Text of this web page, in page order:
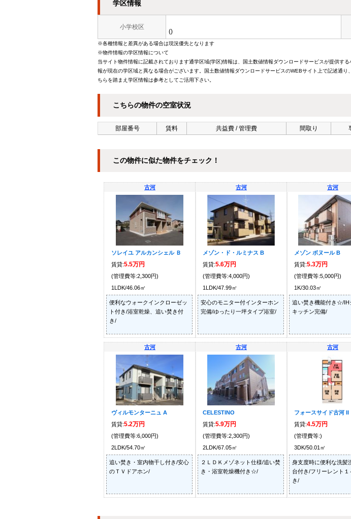
学区情報
小学校区
()
※各種情報と差異がある場合は現況優先となります
※物件情報の学区情報について
当サイト物件情報に記載されております通学区域(学区)情報は、国土数値情報ダウンロードサービスが提供
報が現在の学区域と異なる場合がございます。国土数値情報ダウンロードサービスのWEBサイト上で記述通
ちらを踏まえ学区情報は参考としてご活用下さい。
こちらの物件の空室状況
部屋番号 賃料 共益費 / 管理費 間取り
この物件に似た物件をチェック！
古河
ソレイユ アルカンシェル Ｂ
賃貸:5.5万円
(管理費等:2,300円)
1LDK/46.06㎡
便利なウォークインクローゼッ
ト付き/浴室乾燥、追い焚き付
き/
古河
メゾン・ド・ルミナス B
賃貸:5.6万円
(管理費等:4,000円)
1LDK/47.99㎡
安心のモニター付インターホン
完備/ゆったり一坪タイプ浴室/
古河
メゾン ボヌール B
賃貸:5.3万円
(管理費等:5,000円)
1K/30.03㎡
追い焚き機能付き☆/IH
キッチン完備/
古河
ヴィルモンターニュ A
賃貸:5.2万円
(管理費等:6,000円)
2LDK/54.70㎡
追い焚き・室内物干し付き/安心
のＴＶドアホン/
古河
CELESTINO
賃貸:5.9万円
(管理費等:2,300円)
2LDK/67.05㎡
２ＬＤＫメゾネット仕様/追い焚
き・浴室乾燥機付き☆/
古河
フォースサイド古河 II
賃貸:4.5万円
(管理費等:)
3DK/50.01㎡
身支度時に便利な洗髪
台付き/フリーレント１
き/